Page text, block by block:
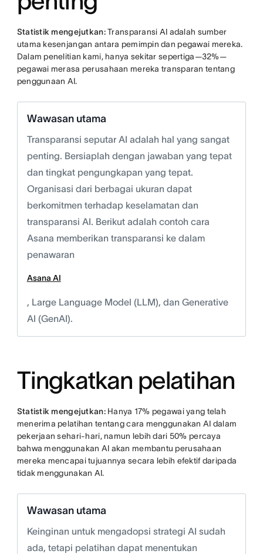
Statistik mengejutkan:Transparansi AI adalah sumber
utama kesenjangan antara pemimpin dan pegawai mereka.
Dalam penelitian kami, hanya sekitar sepertiga—32%—
pegawai merasa perusahaan mereka transparan tentang
penggunaan AI.
Wawasan utama
Transparansi seputar AI adalah hal yang sangat
penting. Bersiaplah dengan jawaban yang tepat
dan tingkat pengungkapan yang tepat.
Organisasi dari berbagai ukuran dapat
berkomitmen terhadap keselamatan dan
transparansi AI. Berikut adalah contoh cara
Asana memberikan transparansi ke dalam
penawaran
Asana AI
, Large Language Model (LLM), dan Generative
AI (GenAI).
Tingkatkan pelatihan
Statistik mengejutkan:Hanya 17% pegawai yang telah
menerima pelatihan tentang cara menggunakan AI dalam
pekerjaan sehari-hari, namun lebih dari 50% percaya
bahwa menggunakan AI akan membantu perusahaan
mereka mencapai tujuannya secara lebih efektif daripada
tidak menggunakan AI.
Wawasan utama
Keinginan untuk mengadopsi strategi AI sudah
ada, tetapi pelatihan dapat menentukan